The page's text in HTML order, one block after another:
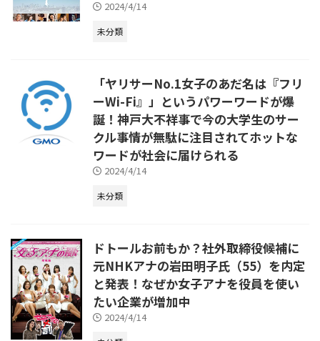
2024/4/14
未分類
「ヤリサーNo.1女子のあだ名は『フリ
ーWi-Fi』」というパワーワードが爆
誕！神戸大不祥事で今の大学生のサー
クル事情が無駄に注目されてホットな
ワードが社会に届けられる
2024/4/14
未分類
ドトールお前もか？社外取締役候補に
元NHKアナの岩田明子氏（55）を内定
と発表！なぜか女子アナを役員を使い
たい企業が増加中
2024/4/14